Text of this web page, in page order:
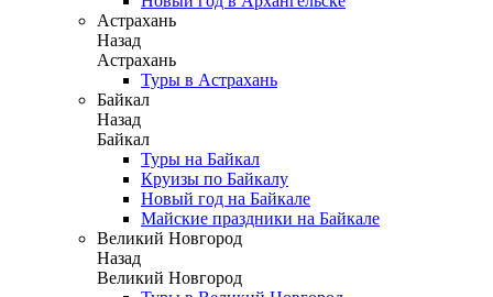
Астрахань
Назад
Астрахань
Туры в Астрахань
Байкал
Назад
Байкал
Туры на Байкал
Круизы по Байкалу
Новый год на Байкале
Майские праздники на Байкале
Великий Новгород
Назад
Великий Новгород